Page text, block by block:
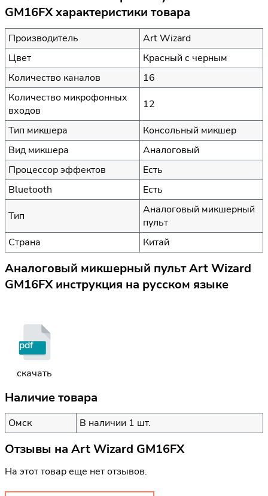
GM16FX характеристики товара
Производитель
Art Wizard
Цвет
Красный с черным
Количество каналов
16
Количество микрофонных
входов
12
Тип микшера
Консольный микшер
Вид микшера
Аналоговый
Процессор эффектов
Есть
Bluetooth
Есть
Тип
Аналоговый микшерный
пульт
Страна
Китай
Аналоговый микшерный пульт Art Wizard
GM16FX инструкция на русском языке
pdf
скачать
Наличие товара
Омск В наличии 1 шт.
Отзывы на Art Wizard GM16FX
На этот товар еще нет отзывов.